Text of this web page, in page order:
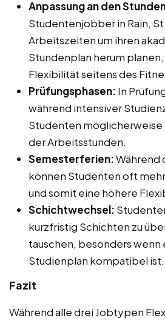
Anpassung an den
Studentenjobber in Rain, St
Arbeitszeiten um ihren
Stundenplan herum
Flexibilität seitens des
Prüfungsphasen: In
während intensiver
Studenten möglicherweise
der Arbeitsstunden.
Semesterferien:Während
können Studenten oft
und somit eine höhere
Schichtwechsel:
kurzfristig Schichten zu
tauschen, besonders wenn
Studienplan kompatibel ist.
Fazit
Während alle drei Jobtypen